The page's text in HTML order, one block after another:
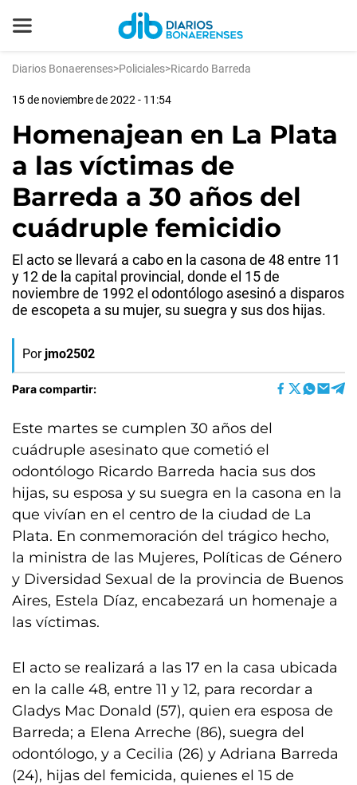
Diarios Bonaerenses>Policiales>Ricardo Barreda
15 de noviembre de 2022 - 11:54
Homenajean en La Plata
a las víctimas de
Barreda a 30 años del
cuádruple femicidio
El acto se llevará a cabo en la casona de 48 entre 11
y 12 de la capital provincial, donde el 15 de
noviembre de 1992 el odontólogo asesinó a disparos
de escopeta a su mujer, su suegra y sus dos hijas.
Por jmo2502
Para compartir:
Este martes se cumplen 30 años del
cuádruple asesinato que cometió el
odontólogo Ricardo Barreda hacia sus dos
hijas, su esposa y su suegra en la casona en la
que vivían en el centro de la ciudad de La
Plata. En conmemoración del trágico hecho,
la ministra de las Mujeres, Políticas de Género
y Diversidad Sexual de la provincia de Buenos
Aires, Estela Díaz, encabezará un homenaje a
las víctimas.
El acto se realizará a las 17 en la casa ubicada
en la calle 48, entre 11 y 12, para recordar a
Gladys Mac Donald (57), quien era esposa de
Barreda; a Elena Arreche (86), suegra del
odontólogo, y a Cecilia (26) y Adriana Barreda
(24), hijas del femicida, quienes el 15 de